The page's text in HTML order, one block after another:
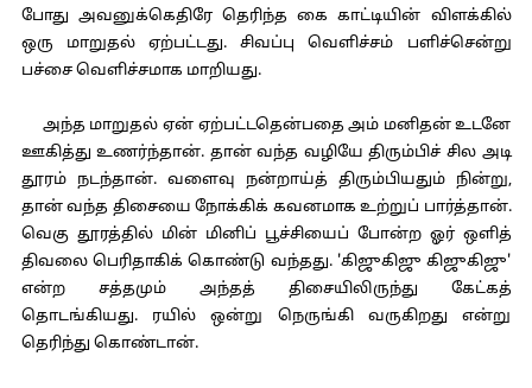
போது அவனுக்கெதிரே தெரிந்த கை காட்டியின் விளக்கில்
ஒரு மாறுதல் ஏற்பட்டது. சிவப்பு வெளிச்சம் பளிச்சென்று
பச்சை வெளிச்சமாக மாறியது.
அந்த மாறுதல் ஏன் ஏற்பட்டதென்பதை அம் மனிதன் உடனே
ஊகித்து உணர்ந்தான். தான் வந்த வழியே திரும்பிச் சில அடி
தூரம் நடந்தான். வளைவு நன்றாய்த் திரும்பியதும் நின்று,
தான் வந்த திசையை நோக்கிக் கவனமாக உற்றுப் பார்த்தான்.
வெகு தூரத்தில் மின் மினிப் பூச்சியைப் போன்ற ஓர் ஒளித்
திவலை பெரிதாகிக் கொண்டு வந்தது. 'கிஜுகிஜு கிஜுகிஜு'
என்ற சத்தமும் அந்தத் திசையிலிருந்து கேட்கத்
தொடங்கியது. ரயில் ஒன்று நெருங்கி வருகிறது என்று
தெரிந்து கொண்டான்.